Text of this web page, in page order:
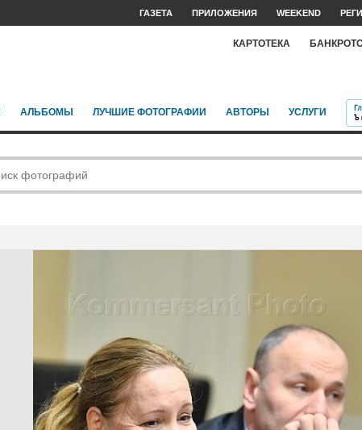
ГАЗЕТА ПРИЛОЖЕНИЯ WEEKEND
КАРТОТЕКА
АЛЬБОМЫ ЛУЧШИЕ ФОТОГРАФИИ АВТОРЫ УСЛУГИ